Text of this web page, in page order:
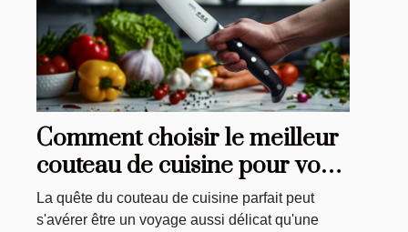
Comment choisir le meilleur
couteau de cuisine pour vos
besoins
La quête du couteau de cuisine parfait peut
s'avérer être un voyage aussi délicat qu'une